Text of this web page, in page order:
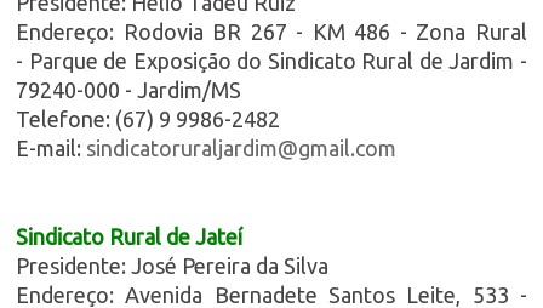
Endereço: Rodovia BR 267 - KM 486 - Zona Rural
- Parque de Exposição do Sindicato Rural de Jardim -
79240-000 - Jardim/MS
Telefone: (67) 9 9986-2482
E-mail: sindicatoruraljardim@gmail.com
Sindicato Rural de Jateí
Presidente: José Pereira da Silva
Endereço: Avenida Bernadete Santos Leite, 533 -